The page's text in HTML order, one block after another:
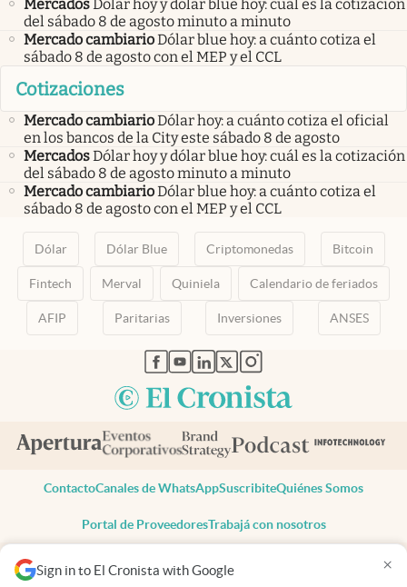
Sign in to El Cronista with Google ×
MercadosDólar hoy y dólar blue hoy: cuál es la cotización
del sábado 8 de agosto minuto a minuto
Mercado cambiarioDólar blue hoy: a cuánto cotiza el
sábado 8 de agosto con el MEP y el CCL
Cotizaciones
Mercado cambiarioDólar hoy: a cuánto cotiza el oficial
en los bancos de la City este sábado 8 de agosto
MercadosDólar hoy y dólar blue hoy: cuál es la cotización
del sábado 8 de agosto minuto a minuto
Mercado cambiarioDólar blue hoy: a cuánto cotiza el
sábado 8 de agosto con el MEP y el CCL
Dólar Dólar Blue Criptomonedas Bitcoin
Fintech Merval Quiniela Calendario de feriados
AFIP Paritarias Inversiones ANSES
abre en nueva pestaña
abre en nueva pestaña
abre en nueva pestaña
abre en nueva pestaña
abre en nueva pestaña
ContactoCanales de WhatsAppSuscribiteQuiénes Somos
Portal de ProveedoresTrabajá con nosotros
Todos los derechos reservados